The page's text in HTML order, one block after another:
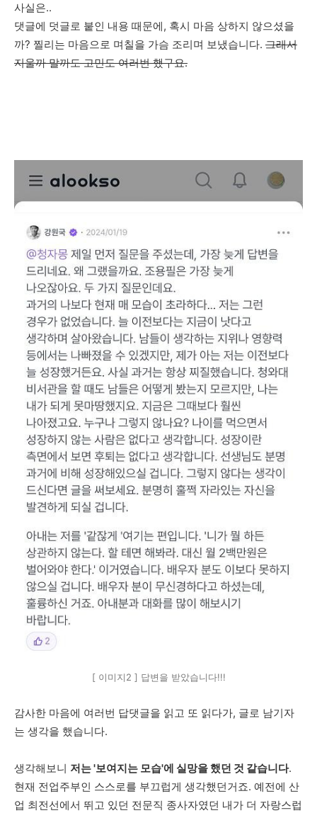
사실은..
댓글에 덧글로 붙인 내용 때문에, 혹시 마음 상하지 않으셨을
까? 찔리는 마음으로 며칠을 가슴 조리며 보냈습니다. 그래서
지울까 말까도 고민도 여러번 했구요.
[ 이미지2 ] 답변을 받았습니다!!!
감사한 마음에 여러번 답댓글을 읽고 또 읽다가, 글로 남기자
는 생각을 했습니다.
생각해보니 저는 '보여지는 모습'에 실망을 했던 것 같습니다.
현재 전업주부인 스스로를 부끄럽게 생각했던거죠. 예전에 산
업 최전선에서 뛰고 있던 전문직 종사자였던 내가 더 자랑스럽